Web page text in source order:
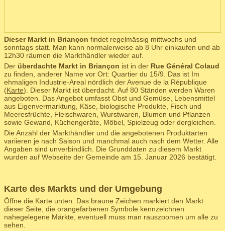
Dieser Markt in Briançon findet regelmässig mittwochs und
sonntags statt. Man kann normalerweise ab 8 Uhr einkaufen und ab
12h30 räumen die Markthändler wieder auf.
Der überdachte Markt in Briançon ist in der Rue Général Colaud
zu finden, anderer Name vor Ort: Quartier du 15/9. Das ist Im
ehmaligen Industrie-Areal nördlich der Avenue de la République
(Karte). Dieser Markt ist überdacht. Auf 80 Ständen werden Waren
angeboten. Das Angebot umfasst Obst und Gemüse, Lebensmittel
aus Eigenvermarktung, Käse, biologische Produkte, Fisch und
Meeresfrüchte, Fleischwaren, Wurstwaren, Blumen und Pflanzen
sowie Gewand, Küchengeräte, Möbel, Spielzeug oder dergleichen.
Die Anzahl der Markthändler und die angebotenen Produktarten
variieren je nach Saison und manchmal auch nach dem Wetter. Alle
Angaben sind unverbindlich. Die Grunddaten zu diesem Markt
wurden auf Webseite der Gemeinde am 15. Januar 2026 bestätigt.
Karte des Markts und der Umgebung
Öffne die Karte unten. Das braune Zeichen markiert den Markt
dieser Seite, die orangefarbenen Symbole kennzeichnen
nahegelegene Märkte, eventuell muss man rauszoomen um alle zu
sehen.